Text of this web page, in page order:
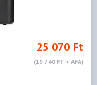
25 070 Ft
(19 740 FT + ÁFA)